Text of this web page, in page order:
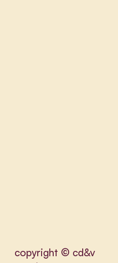
copyright © cd&v